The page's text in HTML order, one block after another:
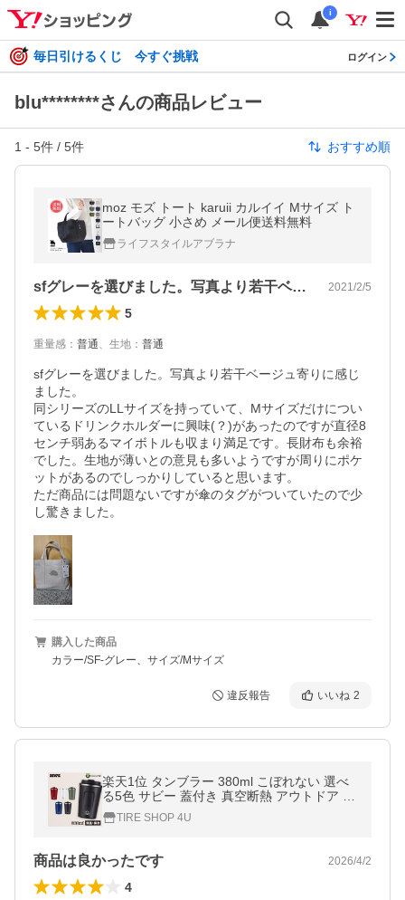
i
毎日引けるくじ 今すぐ挑戦 ログイン
blu********さんの商品レビュー
1 - 5件 / 5件 おすすめ順
moz モズ トート karuii カルイイ Mサイズ ト
ートバッグ 小さめ メール便送料無料
ライフスタイルアブラナ
sfグレーを選びました。写真より若干ベ… 2021/2/5
5
重量感 ： 普通、 生地 ： 普通
sfグレーを選びました。写真より若干ベージュ寄りに感じ
ました。
同シリーズのLLサイズを持っていて、Mサイズだけについ
ているドリンクホルダーに興味(？)があったのですが直径8
センチ弱あるマイボトルも収まり満足です。長財布も余裕
でした。生地が薄いとの意見も多いようですが周りにポケ
ットがあるのでしっかりしていると思います。
ただ商品には問題ないですが傘のタグがついていたので少
し驚きました。
購入した商品
カラー/SF-グレー、サイズ/Mサイズ
違反報告 いいね 2
楽天1位 タンブラー 380ml こぼれない 選べ
る5色 サビー 蓋付き 真空断熱 アウトドア キ
ャンプ ビール RIVAI
TIRE SHOP 4U
商品は良かったです 2026/4/2
4